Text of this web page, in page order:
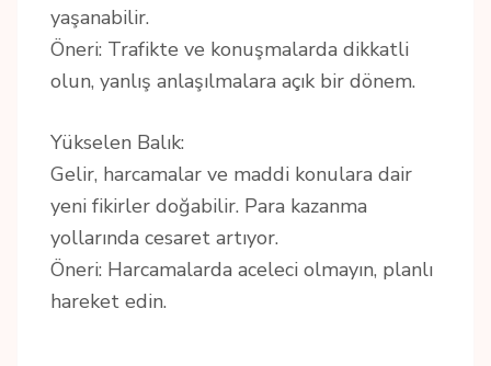
yaşanabilir.
Öneri: Trafikte ve konuşmalarda dikkatli
olun, yanlış anlaşılmalara açık bir dönem.
Yükselen Balık:
Gelir, harcamalar ve maddi konulara dair
yeni fikirler doğabilir. Para kazanma
yollarında cesaret artıyor.
Öneri: Harcamalarda aceleci olmayın, planlı
hareket edin.